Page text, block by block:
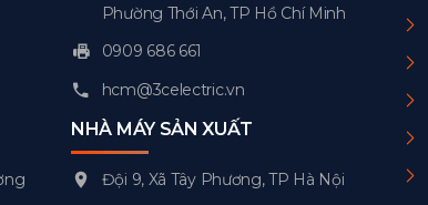
Phường Thới An, TP Hồ Chí Minh
0909 686 661
hcm@3celectric.vn
NHÀ MÁY SẢN XUẤT
Đội 9, Xã Tây Phương, TP Hà Nội